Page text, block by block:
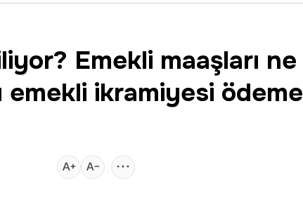
Emekli maaşları ne
emekli ikramiyesi ödeme